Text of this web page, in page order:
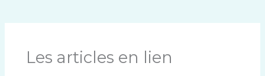
Les articles en lien